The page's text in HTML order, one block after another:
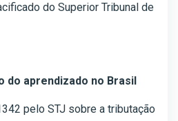
do Superior Tribunal de
do aprendizado no Brasil
pelo STJ sobre a tributação